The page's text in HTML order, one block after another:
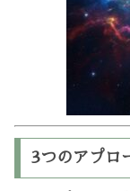
3つのアプロ